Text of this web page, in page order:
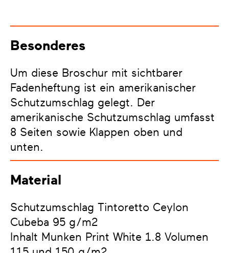
Besonderes
Um diese Broschur mit sichtbarer
Fadenheftung ist ein amerikanischer
Schutzumschlag gelegt. Der
amerikanische Schutzumschlag umfasst
8 Seiten sowie Klappen oben und
unten.
Material
Schutzumschlag Tintoretto Ceylon
Cubeba 95 g/m2
Inhalt Munken Print White 1.8 Volumen